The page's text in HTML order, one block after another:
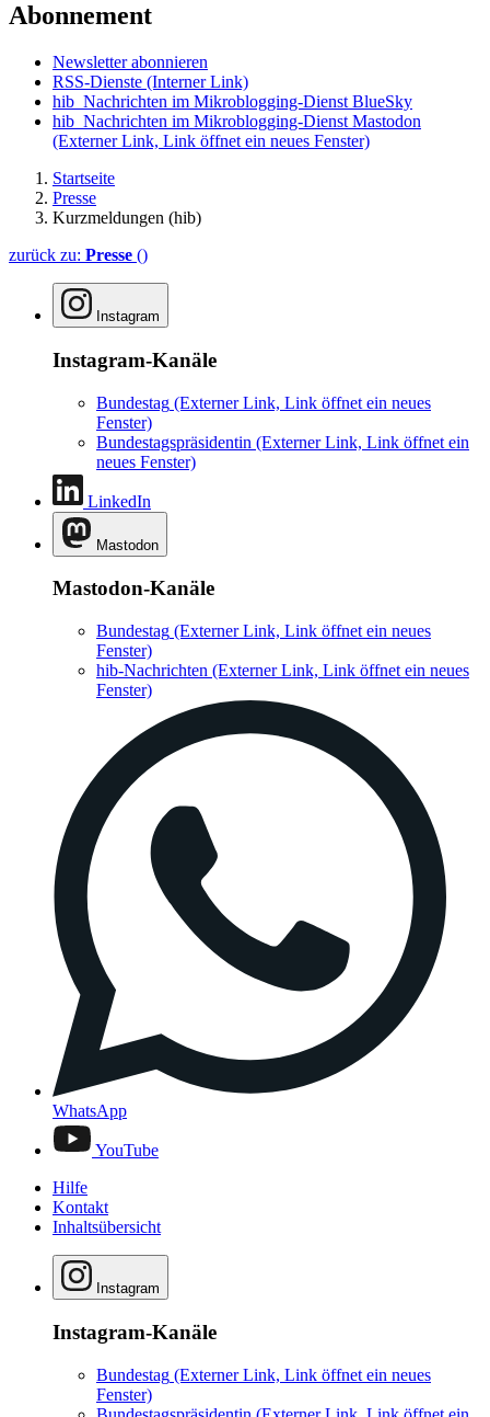
Abonnement
Newsletter abonnieren
RSS-Dienste (Interner Link)
hib_Nachrichten im Mikroblogging-Dienst BlueSky
hib_Nachrichten im Mikroblogging-Dienst Mastodon
(Externer Link, Link öffnet ein neues Fenster)
Startseite
Presse
Kurzmeldungen (hib)
zurück zu: Presse ()
Instagram
Instagram-Kanäle
Bundestag (Externer Link, Link öffnet ein neues
Fenster)
Bundestagspräsidentin (Externer Link, Link öffnet ein
neues Fenster)
LinkedIn
Mastodon
Mastodon-Kanäle
Bundestag (Externer Link, Link öffnet ein neues
Fenster)
hib-Nachrichten (Externer Link, Link öffnet ein neues
Fenster)
WhatsApp
YouTube
Hilfe
Kontakt
Inhaltsübersicht
Instagram
Instagram-Kanäle
Bundestag (Externer Link, Link öffnet ein neues
Fenster)